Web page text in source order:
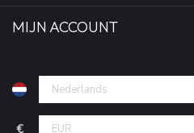
MIJN ACCOUNT
€